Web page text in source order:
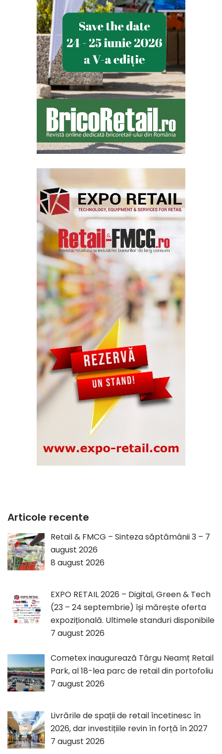
Articole recente
Retail & FMCG – Sinteza săptămânii 3 – 7
august 2026
8 august 2026
EXPO RETAIL 2026 – Digital, Green & Tech
(23 – 24 septembrie) își mărește oferta
expozițională. Ultimele standuri disponibile
7 august 2026
Cometex inaugurează Târgu Neamț Retail
Park, al 18-lea parc de retail din portofoliu
7 august 2026
Livrările de spații de retail încetinesc în
2026, dar investițiile revin în forță în 2027
7 august 2026